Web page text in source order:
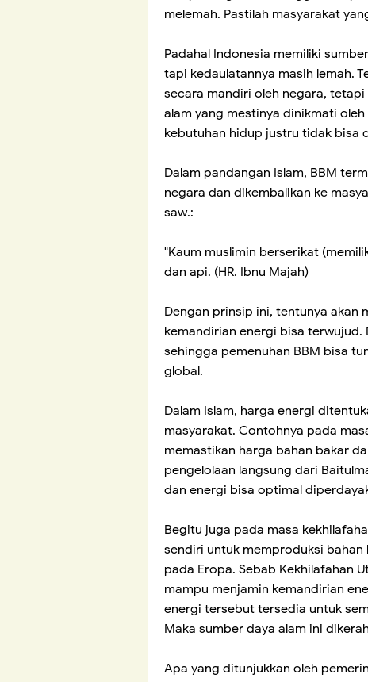
melemah. Pastilah masyarakat
Padahal Indonesia memiliki
tapi kedaulatannya masih lemah.
secara mandiri oleh negara,
alam yang mestinya dinikmati
kebutuhan hidup justru tidak bisa
Dalam pandangan Islam, BBM
negara dan dikembalikan ke
saw.:
"Kaum muslimin berserikat
dan api. (HR. Ibnu Majah)
Dengan prinsip ini, tentunya akan
kemandirian energi bisa terwujud.
sehingga pemenuhan BBM bisa
global.
Dalam Islam, harga energi
masyarakat. Contohnya pada
memastikan harga bahan bakar
pengelolaan langsung dari
dan energi bisa optimal
Begitu juga pada masa
sendiri untuk memproduksi
pada Eropa. Sebab Kekhilafahan
mampu menjamin kemandirian
energi tersebut tersedia untuk
Maka sumber daya alam ini
Apa yang ditunjukkan oleh